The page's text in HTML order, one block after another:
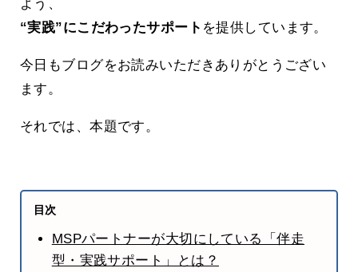
よう、
“実践”にこだわったサポート を提供しています。
今日もブログをお読みいただきありがとうござい
ます。
それでは、本題です。
目次
MSPパートナーが大切にしている「伴走
型・実践サポート」とは？